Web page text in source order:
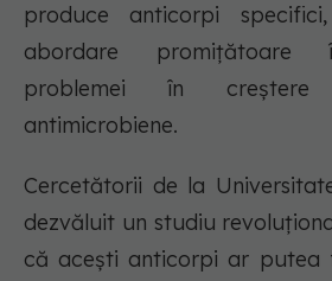
produce anticorpi
abordare promițătoare
problemei în
antimicrobiene.
Cercetătorii de la
dezvăluit un studiu
că acești anticorpi ar putea